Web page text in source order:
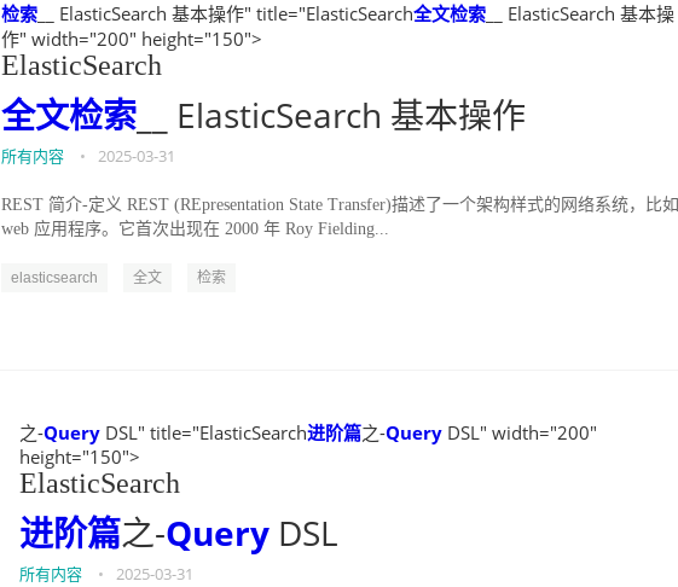
检索 __ ElasticSearch 基本操作" title="ElasticSearch全文检索 __ ElasticSearch 基本操
作" width="200" height="150">
ElasticSearch
全文检索 __ ElasticSearch 基本操作
所有内容 • 2025-03-31
REST 简介-定义 REST (REpresentation State Transfer)描述了一个架构样式的网络系统，比如
web 应用程序。它首次出现在 2000 年 Roy Fielding...
elasticsearch 全文 检索
之-Query DSL" title="ElasticSearch进阶篇之-Query DSL" width="200"
height="150">
ElasticSearch
进阶篇之-Query DSL
所有内容 • 2025-03-31